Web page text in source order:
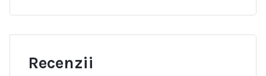
Recenzii